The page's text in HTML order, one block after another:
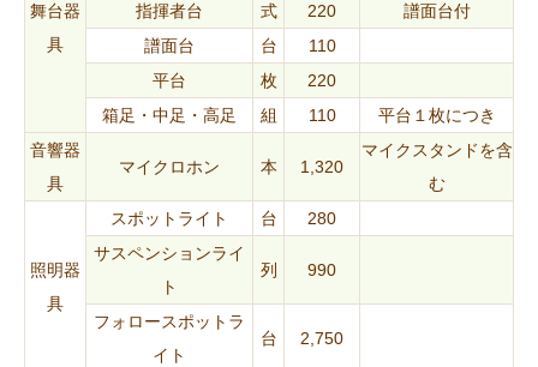
舞台器
具
指揮者台
式 220
譜面台付
譜面台
台
110
平台
枚
220
箱足・中足・高足
組 110
平台１枚につき
音響器
具
マイクロホン 本 1,320
マイクスタンドを含
む
照明器
具
スポットライト 台
280
サスペンションライ
ト
列 990
フォロースポットラ
イト
台 2,750